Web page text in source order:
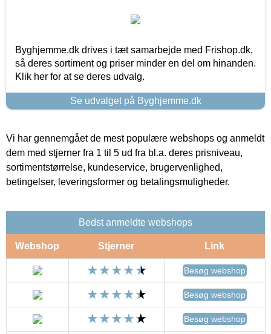
Byghjemme.dk drives i tæt samarbejde med Frishop.dk,
så deres sortiment og priser minder en del om hinanden.
Klik her for at se deres udvalg.
Se udvalget på Byghjemme.dk
Vi har gennemgået de mest populære webshops og anmeldt
dem med stjerner fra 1 til 5 ud fra bl.a. deres prisniveau,
sortimentstørrelse, kundeservice, brugervenlighed,
betingelser, leveringsformer og betalingsmuligheder.
Bedst anmeldte webshops
Webshop Stjerner Link
Besøg webshop
Besøg webshop
Besøg webshop